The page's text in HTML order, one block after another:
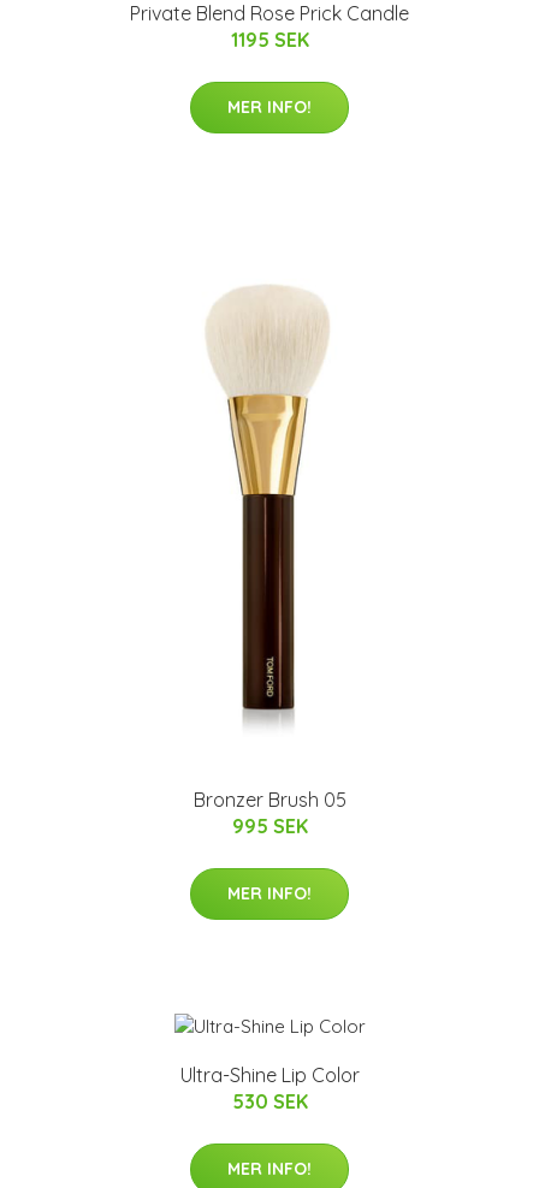
Private Blend Rose Prick Candle
1195 SEK
MER INFO!
Bronzer Brush 05
995 SEK
MER INFO!
Ultra-Shine Lip Color
530 SEK
MER INFO!